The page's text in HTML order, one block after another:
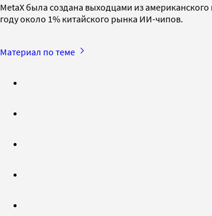
MetaX была создана выходцами из
году около 1% китайского рынка ИИ-чипов.
Материал по теме